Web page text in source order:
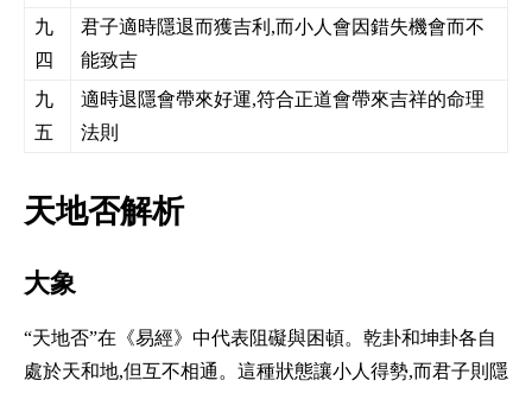
九
四
君子適時隱退而獲吉利,而小人會因錯失機會而不
能致吉
九
五
適時退隱會帶來好運,符合正道會帶來吉祥的命理
法則
天地否解析
大象
“天地否”在《易經》中代表阻礙與困頓。乾卦和坤卦各自
處於天和地,但互不相通。這種狀態讓小人得勢,而君子則隱